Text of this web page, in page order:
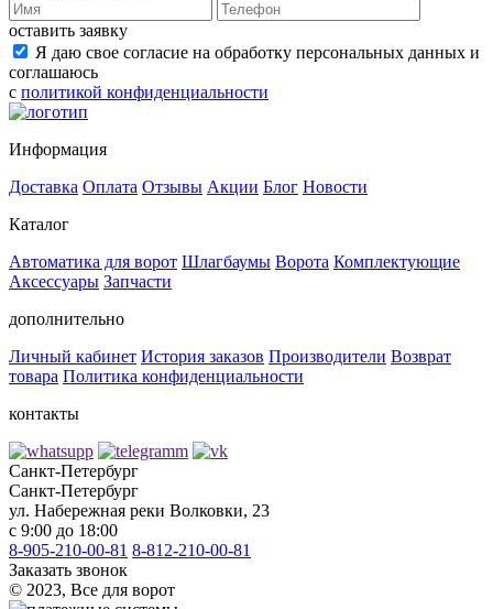
оставить заявку
Я даю свое согласие на обработку персональных данных и
соглашаюсь
с политикой конфиденциальности
Информация
Доставка Оплата Отзывы Акции Блог Новости
Каталог
Автоматика для ворот Шлагбаумы Ворота Комплектующие
Аксессуары Запчасти
дополнительно
Личный кабинет История заказов Производители Возврат
товара Политика конфиденциальности
контакты
Санкт-Петербург
Санкт-Петербург
ул. Набережная реки Волковки, 23
с 9:00 до 18:00
8-905-210-00-81 8-812-210-00-81
Заказать звонок
©️ 2023, Все для ворот